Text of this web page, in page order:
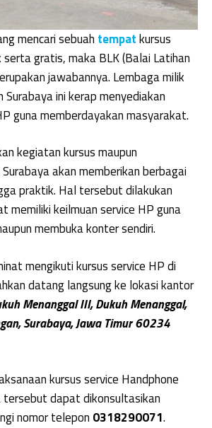
mencari sebuah tempatkursus
gratis, maka BLK (Balai Latihan
jawabannya. Lembaga milik
ini kerap menyediakan
guna memberdayakan masyarakat.
kegiatan kursus maupun
akan memberikan berbagai
praktik. Hal tersebut dilakukan
memiliki keilmuan service HP guna
membuka konter sendiri.
mengikuti kursus service HP di
datang langsung ke lokasi kantor
Menanggal III, Dukuh Menanggal,
Surabaya, Jawa Timur 60234
kursus service Handphone
tersebut dapat dikonsultasikan
nomor telepon 0318290071.